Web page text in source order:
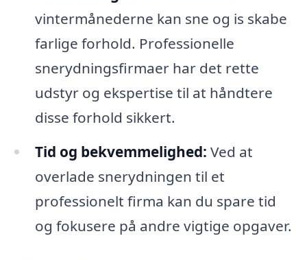
vintermånederne kan sne og is skabe
farlige forhold. Professionelle
snerydningsfirmaer har det rette
udstyr og ekspertise til at håndtere
disse forhold sikkert.
Tid og bekvemmelighed: Ved at
overlade snerydningen til et
professionelt firma kan du spare tid
og fokusere på andre vigtige opgaver.